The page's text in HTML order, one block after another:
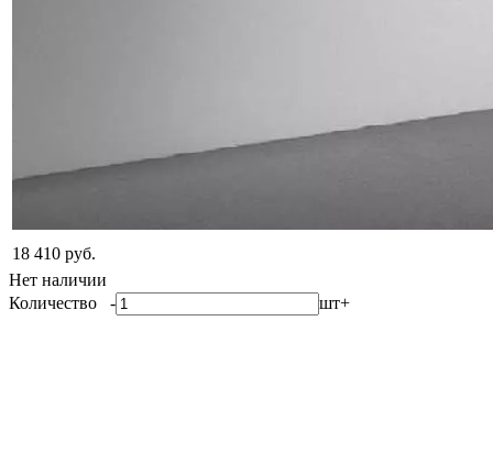
18 410 руб.
Нет наличии
Количество - шт+